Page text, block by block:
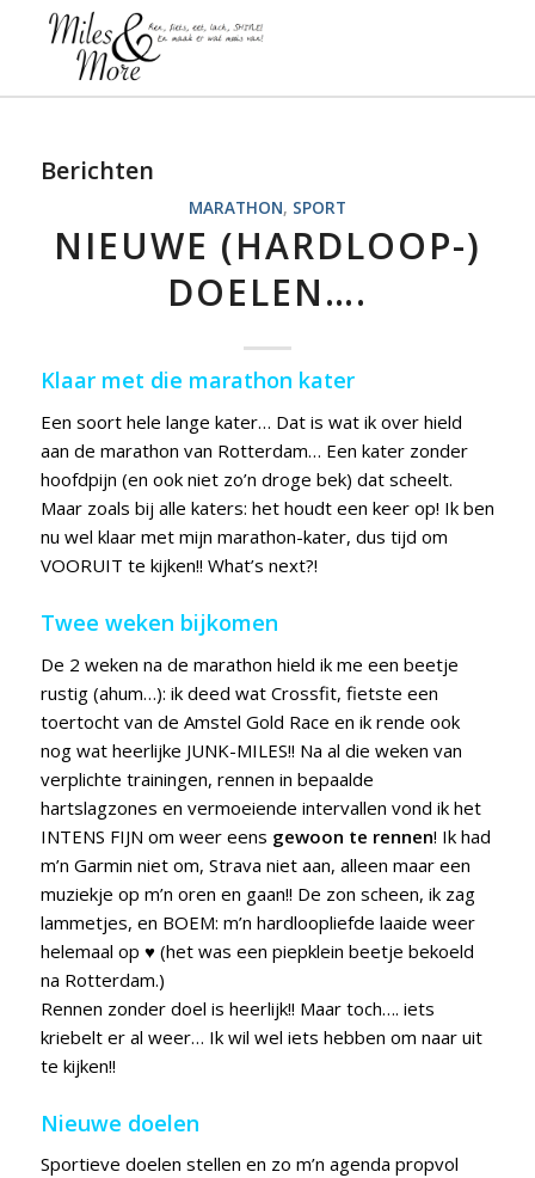
Berichten
MARATHON, SPORT
NIEUWE (HARDLOOP-)
DOELEN….
Klaar met die marathon kater
Een soort hele lange kater… Dat is wat ik over hield
aan de marathon van Rotterdam… Een kater zonder
hoofdpijn (en ook niet zo’n droge bek) dat scheelt.
Maar zoals bij alle katers: het houdt een keer op! Ik ben
nu wel klaar met mijn marathon-kater, dus tijd om
VOORUIT te kijken!! What’s next?!
Twee weken bijkomen
De 2 weken na de marathon hield ik me een beetje
rustig (ahum…): ik deed wat Crossfit, fietste een
toertocht van de Amstel Gold Race en ik rende ook
nog wat heerlijke JUNK-MILES!! Na al die weken van
verplichte trainingen, rennen in bepaalde
hartslagzones en vermoeiende intervallen vond ik het
INTENS FIJN om weer eens gewoon te rennen! Ik had
m’n Garmin niet om, Strava niet aan, alleen maar een
muziekje op m’n oren en gaan!! De zon scheen, ik zag
lammetjes, en BOEM: m’n hardloopliefde laaide weer
helemaal op ♥ (het was een piepklein beetje bekoeld
na Rotterdam.)
Rennen zonder doel is heerlijk!! Maar toch…. iets
kriebelt er al weer… Ik wil wel iets hebben om naar uit
te kijken!!
Nieuwe doelen
Sportieve doelen stellen en zo m’n agenda propvol